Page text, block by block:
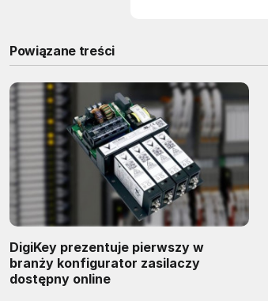
Powiązane treści
DigiKey prezentuje pierwszy w
branży konfigurator zasilaczy
dostępny online